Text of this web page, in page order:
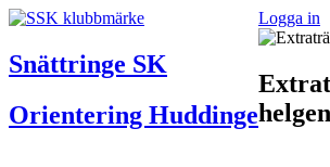
Logga in
Snättringe SK
Orientering Huddinge